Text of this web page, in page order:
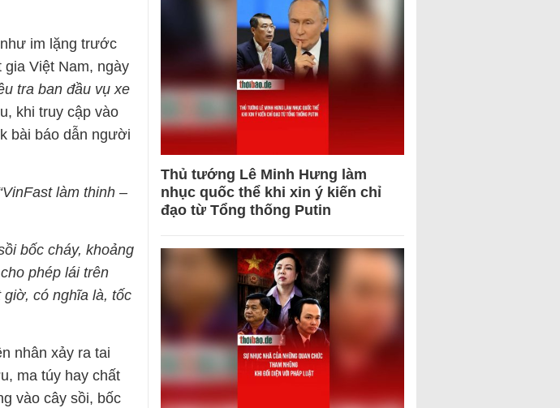
im lặng trước
Việt Nam, ngày
tra ban đầu vụ xe
khi truy cập vào
bài báo dẫn người
làm thinh –
bốc cháy, khoảng
phép lái trên
có nghĩa là, tốc
nhân xảy ra tai
ma túy hay chất
vào cây sồi, bốc
Thủ tướng Lê Minh Hưng làm
nhục quốc thể khi xin ý kiến chỉ
đạo từ Tổng thống Putin